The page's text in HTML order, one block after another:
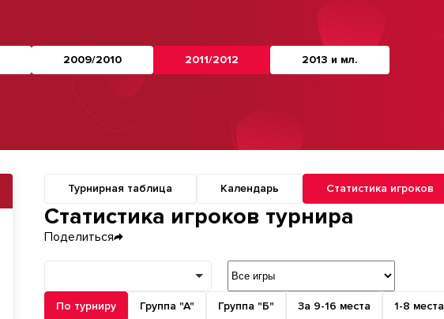
2009/2010 2011/2012 2013 и мл.
Турнирная таблица Календарь Статистика игроков
Навигация по разделам турнира
Статистика игроков турнира
Поделиться
По турниру Группа "А" Группа "Б" За 9-16 места 1-8 места